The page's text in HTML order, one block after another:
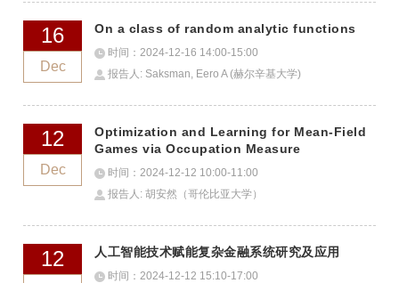
16
Dec
On a class of random analytic functions
时间：2024-12-16 14:00-15:00
报告人: Saksman, Eero A (赫尔辛基大学)
12
Dec
Optimization and Learning for Mean-Field
Games via Occupation Measure
时间：2024-12-12 10:00-11:00
报告人: 胡安然（哥伦比亚大学）
12 人工智能技术赋能复杂金融系统研究及应用
时间：2024-12-12 15:10-17:00